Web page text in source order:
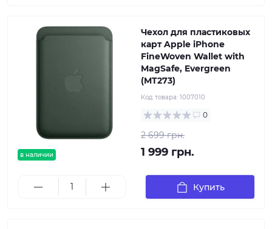
в наличии
Чехол для пластиковых
карт Apple iPhone
FineWoven Wallet with
MagSafe, Evergreen
(MT273)
Код товара: 1007010
0
2 699 грн.
1 999 грн.
Купить